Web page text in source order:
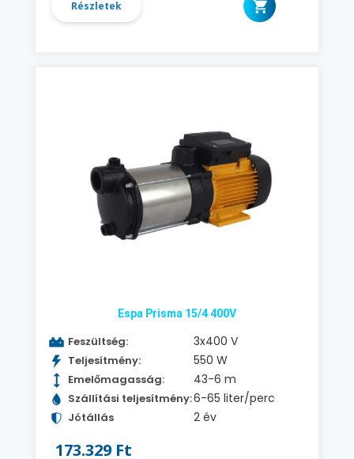
Részletek
Espa Prisma 15/4 400V
Feszültség: 3x400 V
Teljesítmény: 550 W
Emelőmagasság: 43-6 m
Szállítási teljesítmény:6-65 liter/perc
Jótállás 2 év
173.329 Ft